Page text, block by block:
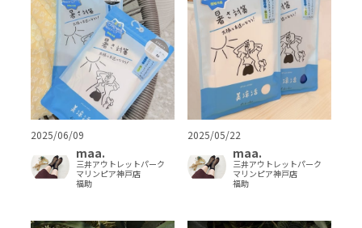
2025/06/09
maa.
三井アウトレットパーク
マリンピア神戸店
福助
2025/05/22
maa.
三井アウトレットパーク
マリンピア神戸店
福助